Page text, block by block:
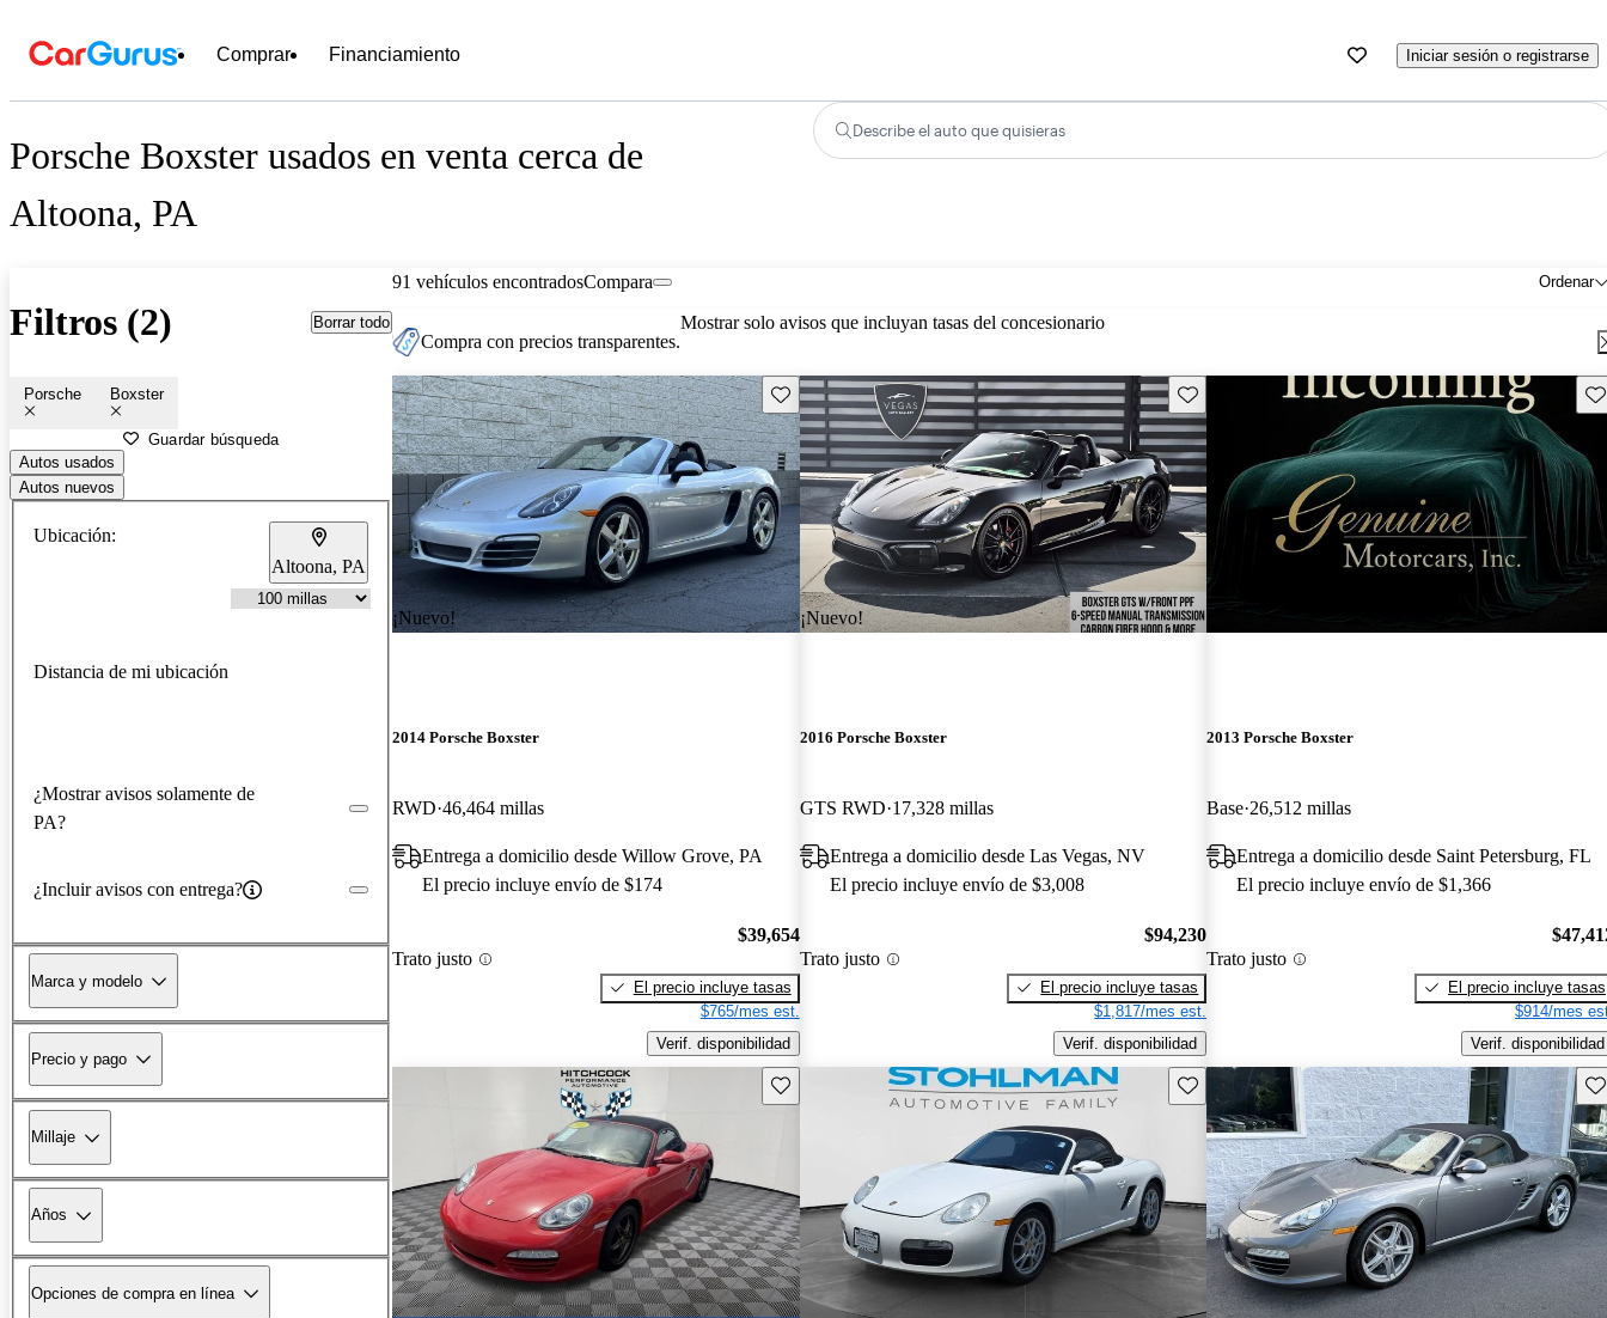
Comprar Financiamiento Iniciar sesión o registrarse
Porsche Boxster usados en venta cerca de
Altoona, PA
Describe el auto que quisieras
Filtros (2) Borrar todo
Porsche Boxster
Guardar búsqueda
Autos usados
Autos nuevos
Ubicación:
Altoona, PA
Distancia de mi ubicación
¿Mostrar avisos solamente de
PA?
¿Incluir avisos con entrega?
Marca y modelo
Precio y pago
Millaje
Años
Opciones de compra en línea
91 vehículos encontrados Ordenar
Compara
Compra con precios transparentes.
Mostrar solo avisos que incluyan tasas del concesionario
¡Nuevo!
Guarda este Aviso
2014 Porsche Boxster
RWD 46,464 millas
Entrega a domicilio desde Willow Grove, PA
El precio incluye envío de $174
Trato justo
$39,654
El precio incluye tasas
$765/mes est.
Verif. disponibilidad
¡Nuevo!
Guarda este Aviso
2016 Porsche Boxster
GTS RWD 17,328 millas
Entrega a domicilio desde Las Vegas, NV
El precio incluye envío de $3,008
Trato justo
$94,230
El precio incluye tasas
$1,817/mes est.
Verif. disponibilidad
2013 Porsche Boxster
Base 26,512 millas
Entrega a domicilio desde Saint Petersburg, FL
El precio incluye envío de $1,366
Trato justo
El precio incluye tasas
$914/mes
Verif. disponibilidad
Guarda este Aviso Guarda este Aviso